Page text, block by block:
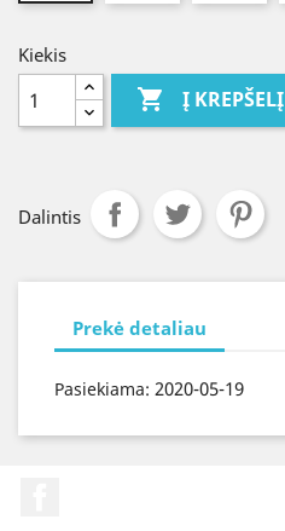
Kiekis
 Į KREPŠELĮ
Dalintis
Prekė detaliau
Pasiekiama: 2020-05-19